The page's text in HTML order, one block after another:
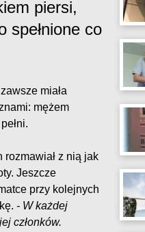
piersi,
spełnione co
miała
mężem
rozmawiał z nią jak
Jeszcze
przy kolejnych
- W każdej
członków.